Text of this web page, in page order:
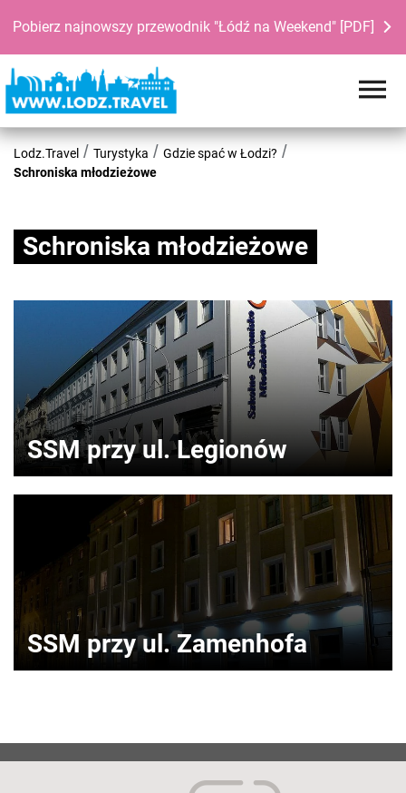
Pobierz najnowszy przewodnik "Łódź na Weekend" [PDF]
Lodz.Travel Turystyka
Gdzie spać w Łodzi?
Schroniska młodzieżowe
Schroniska młodzieżowe
SSM przy ul. Legionów
SSM przy ul. Zamenhofa